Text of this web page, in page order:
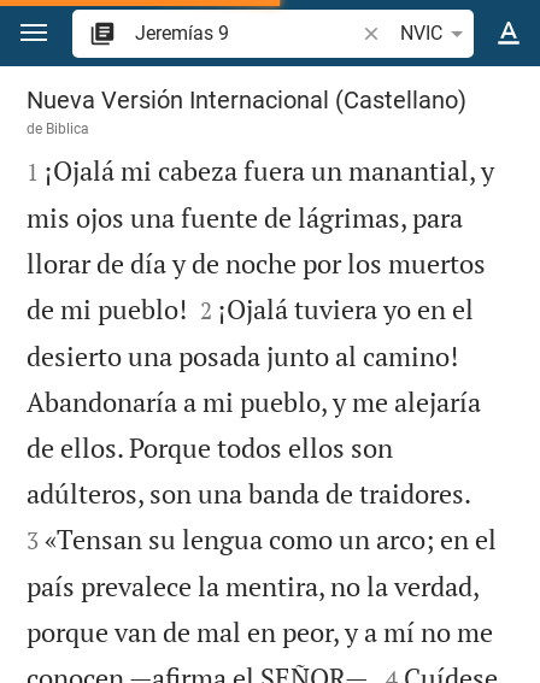
Ir a un contenido
Buscar versículo
NVIC
Jeremías 9
Nueva Versión Internacional (Castellano)
de Biblica

1 ¡Ojalá mi cabeza fuera un manantial, y
mis ojos una fuente de lágrimas, para
llorar de día y de noche por los muertos
de mi pueblo! 

2 ¡Ojalá tuviera yo en el
desierto una posada junto al camino!
Abandonaría a mi pueblo, y me alejaría
de ellos. Porque todos ellos son
adúlteros, son una banda de traidores.
3 «Tensan su lengua como un arco; en el
país prevalece la mentira, no la verdad,
porque van de mal en peor, y a mí no me

